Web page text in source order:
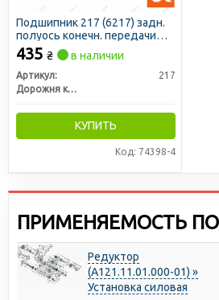
Подшипник 217 (6217) задн.
полуось конечн. передачи
МТЗ (ДК)
435 ₴ в наличии
Артикул:
217
Дорожня карта
КУПИТЬ
Код: 74398-4
ПРИМЕНЯЕМОСТЬ
Редуктор
(A121.11.01.000-01) »
Установка силовая